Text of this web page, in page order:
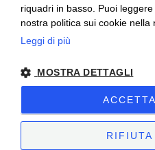
Al-fra | 2025 | Partita IVA:
riquadri in basso. Puoi
nostra politica sui cookie nella
Leggi di più
MOSTRA DETTAGLI